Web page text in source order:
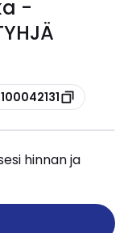
-
hinnan ja